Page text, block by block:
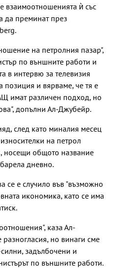
взаимоотношенията ѝ със
да преминат през
на петролния пазар",
по външните работи и
в интервю за телевизия
позиция и вярваме, че тя е
имат различен подход, но
допълни Ал-Джубейр.
след като миналия месец
на петрол
носещи общото название
дневно.
се е случило във "възможно
икономика, като се има
каза Ал-
но винаги сме
задълбочени и
по външните работи.